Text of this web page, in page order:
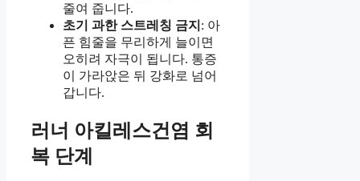
줄여 줍니다.
초기 과한 스트레칭 금지 : 아
픈 힘줄을 무리하게 늘이면
오히려 자극이 됩니다. 통증
이 가라앉은 뒤 강화로 넘어
갑니다.
러너 아킬레스건염 회
복 단계